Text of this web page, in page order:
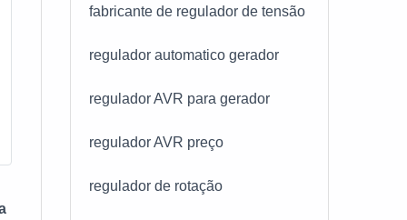
a
fabricante de regulador de tensão
regulador automatico gerador
regulador AVR para gerador
regulador AVR preço
regulador de rotação